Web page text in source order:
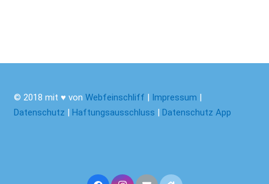
© 2018 mit ♥ von Webfeinschliff | Impressum |
Datenschutz | Haftungsausschluss | Datenschutz App